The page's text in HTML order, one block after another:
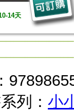
14天
列： 小